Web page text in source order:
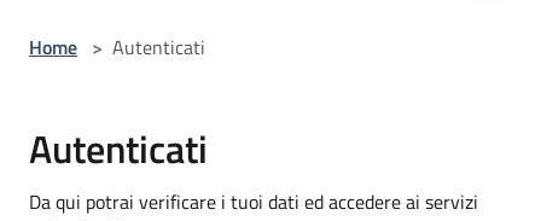
Home > Autenticati
Autenticati
Da qui potrai verificare i tuoi dati ed accedere ai servizi